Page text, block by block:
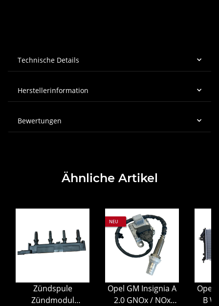
Technische Details
Herstellerinformation
Bewertungen
Ähnliche Artikel
Zündspule
Zündmodul
NEU
Opel GM Insignia A
2.0 GNOx / NOx
Opel
B